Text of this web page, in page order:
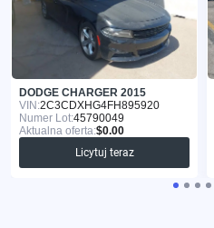
DODGE CHARGER 2015
VIN:2C3CDXHG4FH895920
Numer Lot:45790049
Aktualna oferta:$0.00
Licytuj teraz